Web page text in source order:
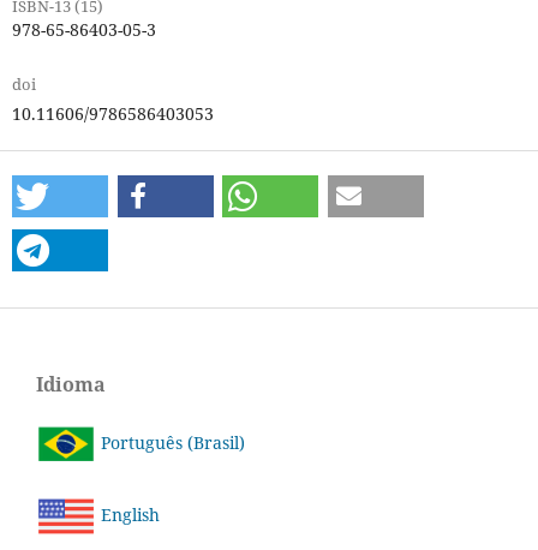
ISBN-13 (15)
978-65-86403-05-3
doi
10.11606/9786586403053
Idioma
Português (Brasil)
English